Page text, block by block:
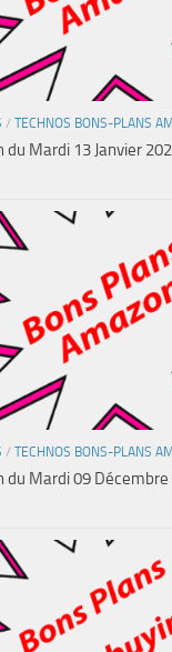
/ TECHNOS BONS-PLANS
du Mardi 13 Janvier
/ TECHNOS BONS-PLANS
du Mardi 09 Décembre